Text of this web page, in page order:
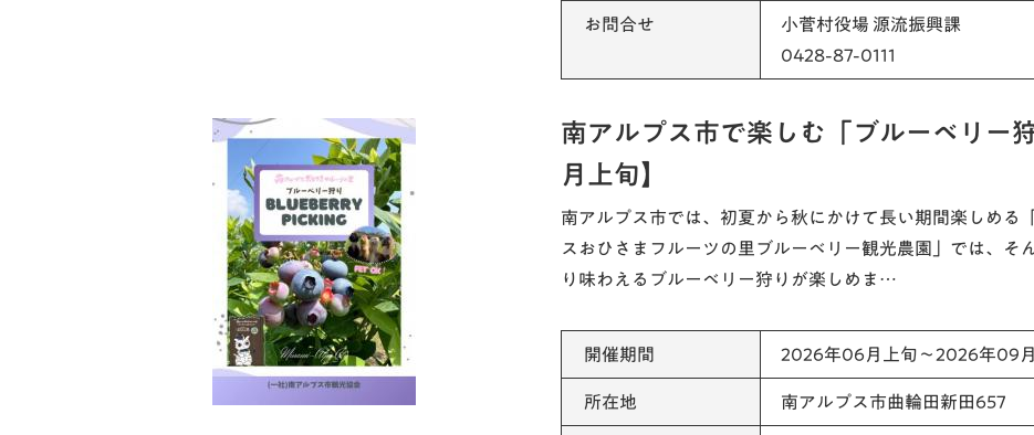
お問合せ
小菅村役場 源流振興課
0428-87-0111
南アルプス市で楽しむ「ブルーベリー
月上旬】
南アルプス市では、初夏から秋にかけて長い期間楽しめる
スおひさまフルーツの里ブルーベリー観光農園」では、そ
り味わえるブルーベリー狩りが楽しめま…
開催期間 2026年06月上旬～2026年09
所在地 南アルプス市曲輪田新田657